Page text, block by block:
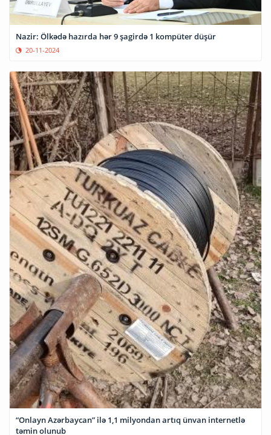
Nazir: Ölkədə hazırda hər 9 şagirdə 1 kompüter düşür
20-11-2024
“Onlayn Azərbaycan” ilə 1,1 milyondan artıq ünvan internetlə
təmin olunub